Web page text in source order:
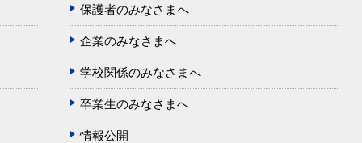
保護者のみなさまへ
企業のみなさまへ
学校関係のみなさまへ
卒業生のみなさまへ
情報公開